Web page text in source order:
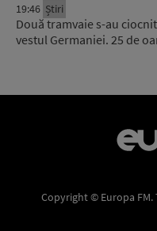
19:46 Știri
Două tramvaie s-au
vestul Germaniei. 25 de
Copyright © Europa